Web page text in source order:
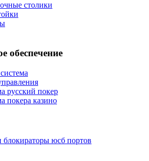
столики
обеспечение
русский покер
покера казино
юсб портов